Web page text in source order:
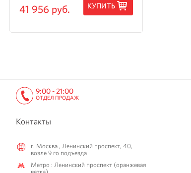
41 956 руб. КУПИТЬ
9:00 - 21:00
ОТДЕЛ ПРОДАЖ
Контакты
г. Москва , Ленинский проспект, 40,
возле 9 го подъезда
Метро : Ленинский проспект (оранжевая